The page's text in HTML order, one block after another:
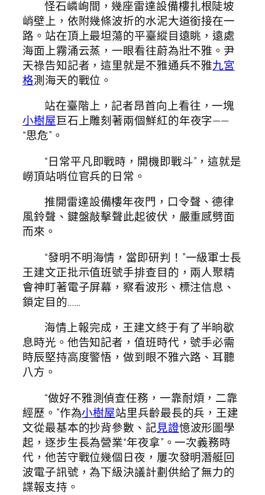
怪石嶙峋間，幾座雷達設備樓扎根陡坡
峭壁上，依附幾條波折的水泥大道銜接在一
路。站在頂上最坦蕩的平臺縱目遠眺，遠處
海面上霧涌云蒸，一眼看往蔚為壯不雅。尹
天祿告知記者，這里就是不雅通兵不雅九宮
格測海天的戰位。
站在臺階上，記者昂首向上看往，一塊
小樹屋巨石上雕刻著兩個鮮紅的年夜字——
“思危”。
“日常平凡即戰時，開機即戰斗”，這就是
嶗頂站哨位官兵的日常。
推開雷達設備樓年夜門，口令聲、德律
風鈴聲、鍵盤敲擊聲此起彼伏，嚴重感劈面
而來。
“發明不明海情，當即研判！”一級軍士長
王建文正批示值班號手排查目的，兩人聚精
會神盯著電子屏幕，察看波形、標注信息、
鎖定目的……
海情上報完成，王建文終于有了半晌歇
息時光。他告知記者，值班時代，號手必需
時辰堅持高度警悟，做到眼不雅六路、耳聽
八方。
“做好不雅測偵查任務，一靠耐煩，二靠
經歷。”作為小樹屋站里兵齡最長的兵，王建
文從最基本的抄背參數、記見證憶波形圖學
起，逐步生長為營業“年夜拿”。一次義務時
代，他苦守戰位幾個日夜，屢次發明潛艇回
波電子訊號，為下級決議計劃供給了無力的
諜報支持。